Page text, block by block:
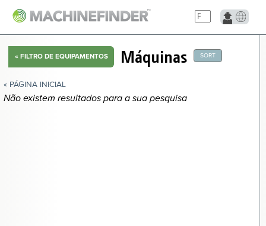
« FILTRO DE EQUIPAMENTOS Máquinas SORT
« PÁGINA INICIAL
Não existem resultados para a sua pesquisa
NAVIGATION LINKS
Página Inicial